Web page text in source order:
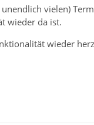
vielen)
wieder da ist.
wieder